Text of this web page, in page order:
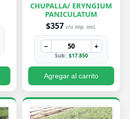
CHUPALLA/ ERYNGIUM
PANICULATUM
$357 c/u imp. incl.
− +
Sub: $17.850
Agregar al carrito